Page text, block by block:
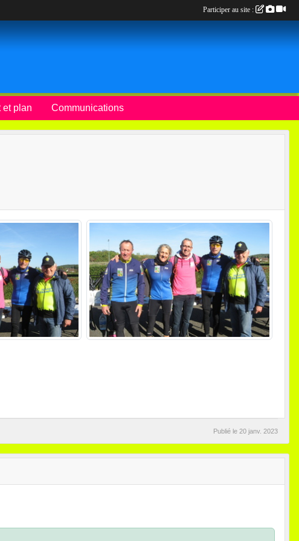
et plan Communications
Publié le 20 janv. 2023
Participer au site :